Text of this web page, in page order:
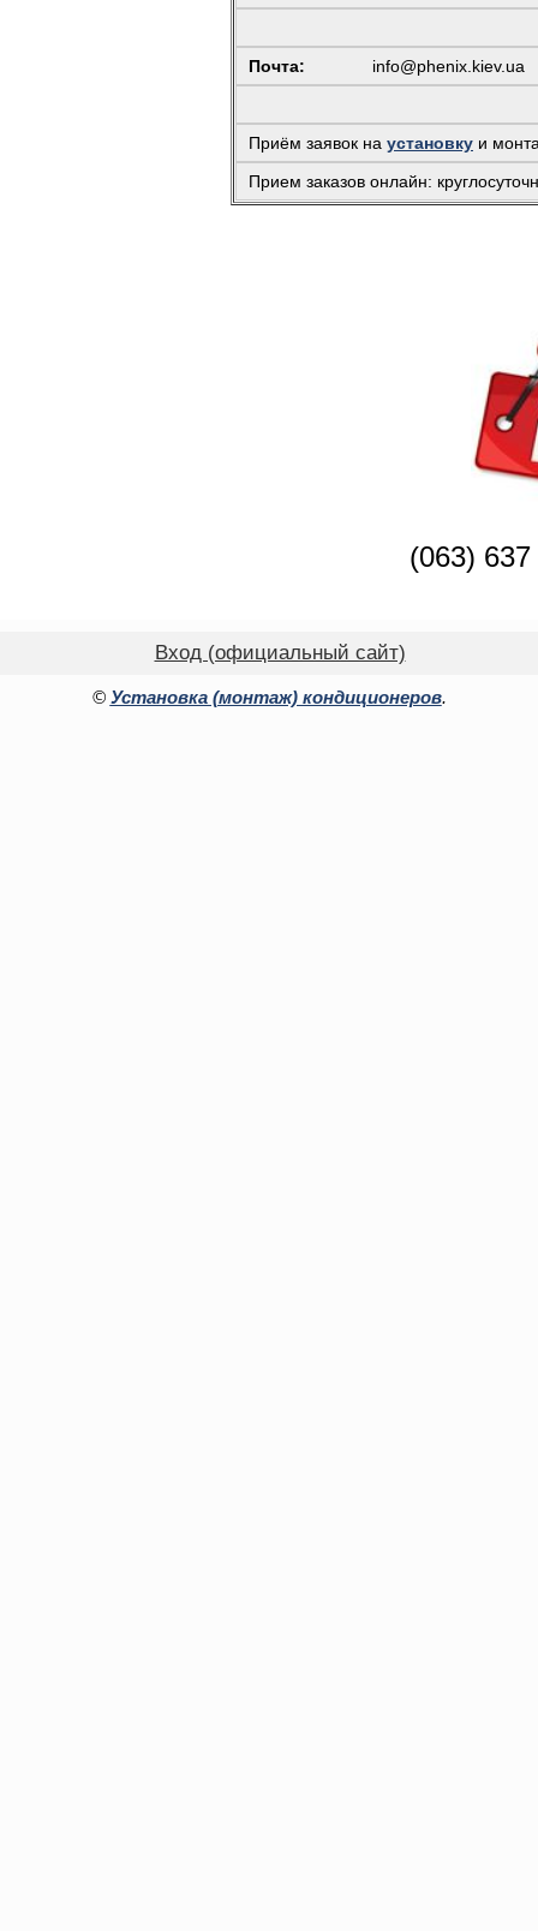
Почта: info@phenix.kiev.ua
Приём заявок на установку и
Прием заказов онлайн:
(063)
Вход (официальный сайт)
© Установка (монтаж) кондиционеров.